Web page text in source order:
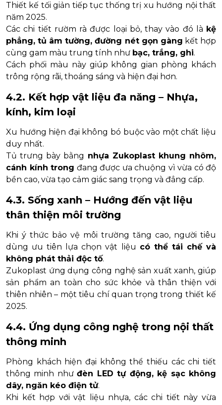
Thiết kế tối giản tiếp tục thống trị xu hướng nội thất
năm 2025.
Các chi tiết rườm rà được loại bỏ, thay vào đó là kệ
phẳng, tủ âm tường, đường nét gọn gàng kết hợp
cùng gam màu trung tính như bạc, trắng, ghi.
Cách phối màu này giúp không gian phòng khách
trông rộng rãi, thoáng sáng và hiện đại hơn.
4.2. Kết hợp vật liệu đa năng – Nhựa,
kính, kim loại
Xu hướng hiện đại không bó buộc vào một chất liệu
duy nhất.
Tủ trưng bày bằng nhựa Zukoplast khung nhôm,
cánh kính trong đang được ưa chuộng vì vừa có độ
bền cao, vừa tạo cảm giác sang trọng và đẳng cấp.
4.3. Sống xanh – Hướng đến vật liệu
thân thiện môi trường
Khi ý thức bảo vệ môi trường tăng cao, người tiêu
dùng ưu tiên lựa chọn vật liệu có thể tái chế và
không phát thải độc tố.
Zukoplast ứng dụng công nghệ sản xuất xanh, giúp
sản phẩm an toàn cho sức khỏe và thân thiện với
thiên nhiên – một tiêu chí quan trọng trong thiết kế
2025.
4.4. Ứng dụng công nghệ trong nội thất
thông minh
Phòng khách hiện đại không thể thiếu các chi tiết
thông minh nhưđèn LED tự động, kệ sạc không
dây, ngăn kéo điện tử.
Khi kết hợp với vật liệu nhựa, các chi tiết này vừa